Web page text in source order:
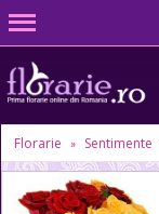
Florarie » Sentimente